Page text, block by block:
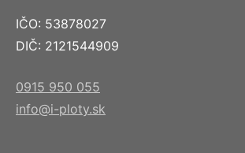
IČO: 53878027
DIČ: 2121544909
0915 950 055
info@i-ploty.sk